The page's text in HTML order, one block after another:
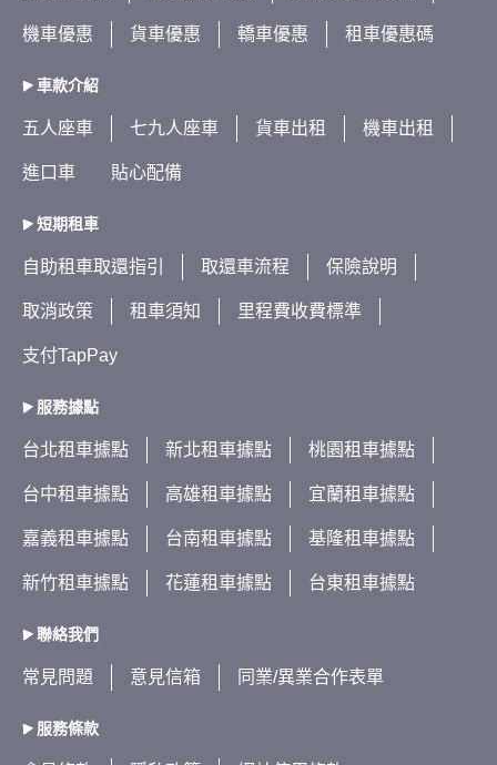
機車優惠 貨車優惠 轎車優惠 租車優惠碼
車款介紹
五人座車 七九人座車 貨車出租 機車出租
進口車 貼心配備
短期租車
自助租車取還指引 取還車流程 保險說明
取消政策 租車須知 里程費收費標準
支付TapPay
服務據點
台北租車據點 新北租車據點 桃園租車據點
台中租車據點 高雄租車據點 宜蘭租車據點
嘉義租車據點 台南租車據點 基隆租車據點
新竹租車據點 花蓮租車據點 台東租車據點
聯絡我們
常見問題 意見信箱 同業/異業合作表單
服務條款